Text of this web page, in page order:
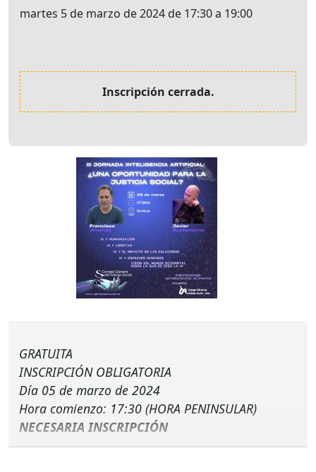
martes 5 de marzo de 2024 de 17:30 a 19:00
Inscripción cerrada.
GRATUITA
INSCRIPCIÓN OBLIGATORIA
Día 05 de marzo de 2024
Hora comienzo: 17:30 (HORA PENINSULAR)
NECESARIA INSCRIPCIÓN